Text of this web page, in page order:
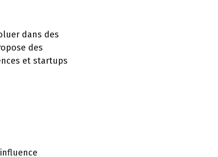
dans des
des
et startups